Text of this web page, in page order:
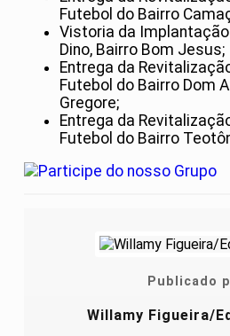
Futebol do Bairro
Vistoria da
Dino, Bairro Bom Jesus;
Entrega da
Futebol do Bairro Dom
Gregore;
Entrega da
Futebol do Bairro
Publicado
Willamy Figueira/